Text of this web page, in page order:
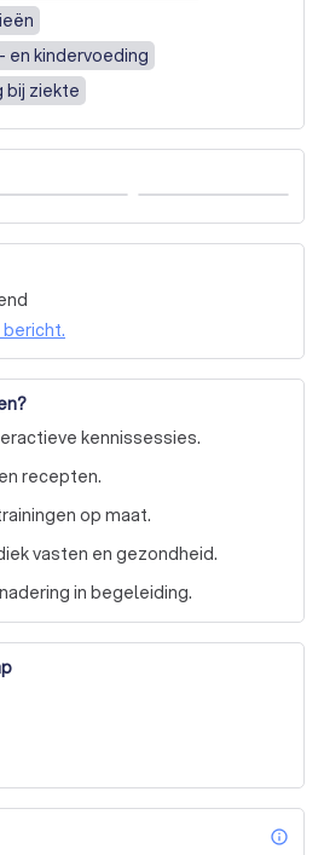
we niet alleen focussen op
je leeft. We bieden diverse
aan, zoals de 30 dagen
en het 100 dagen programma
hoe periodiek vasten, bewuste
kunnen veranderen. Onze
zijn zowel informatief als
praktische kennis en
die je direct kunt toepassen in je
die we hebben
van enthousiaste deelnemers,
allemaal hetzelfde doel
en energieker leven. Wil je meer
helpen om je levensstijl te
vrijblijvend een offerte aan en
voor jou kan
en kindervoeding
bij ziekte
kennissessies.
recepten.
op maat.
vasten en gezondheid.
in begeleiding.